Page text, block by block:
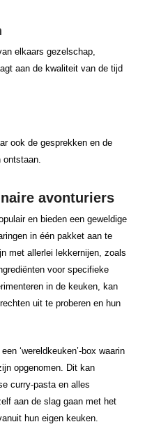
elkaars gezelschap,
aan de kwaliteit van de tijd
ook de gesprekken en de
avonturiers
en bieden een geweldige
in één pakket aan te
met allerlei lekkernijen, zoals
voor specifieke
in de keuken, kan
uit te proberen en hun
‘wereldkeuken’-box waarin
opgenomen. Dit kan
curry-pasta en alles
aan de slag gaan met het
hun eigen keuken.